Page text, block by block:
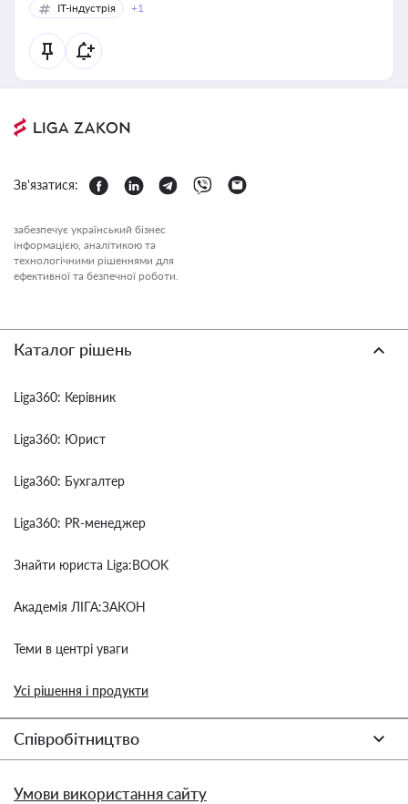
IT-індустрія
+1
Зв'язатися:
забезпечує український бізнес
інформацією, аналітикою та
технологічними рішеннями для
ефективної та безпечної роботи.
Каталог рішень
Liga360: Керівник
Liga360: Юрист
Liga360: Бухгалтер
Liga360: PR-менеджер
Знайти юриста Liga:BOOK
Академія ЛІГА:ЗАКОН
Теми в центрі уваги
Усі рішення і продукти
Співробітництво
Умови використання сайту